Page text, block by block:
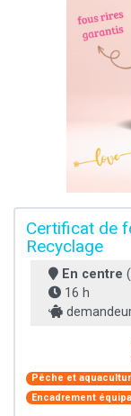
Certificat de
Recyclage
En centre
16 h
Pêche et
Encadrement